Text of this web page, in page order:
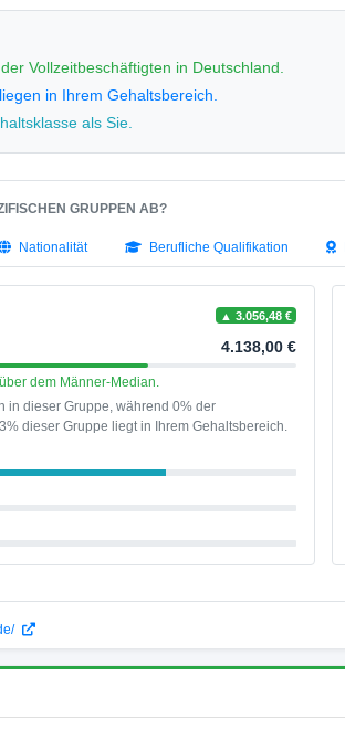
Vollzeitbeschäftigten in Deutschland.
in Ihrem Gehaltsbereich.
als Sie.
GRUPPEN AB?
Nationalität Berufliche Qualifikation
▲ 3.056,48 €
4.138,00 €
dem Männer-Median.
in dieser Gruppe, während 0% der
dieser Gruppe liegt in Ihrem Gehaltsbereich.